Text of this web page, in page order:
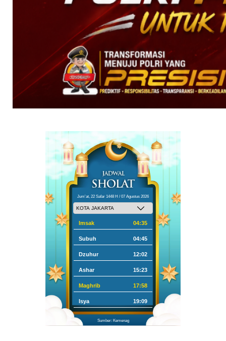
Jum'at, 22 Safar 1448 H / 07 Agustus 2026
Imsak 04:35
Subuh 04:45
Dzuhur 12:02
Ashar 15:23
Maghrib 17:58
Isya 19:09
Sumber: Kemenag